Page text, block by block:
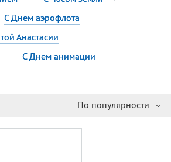
С Днем аэрофлота
Анастасии
С Днем анимации
По популярности